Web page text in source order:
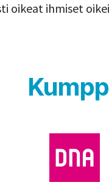
oikeat ihmiset